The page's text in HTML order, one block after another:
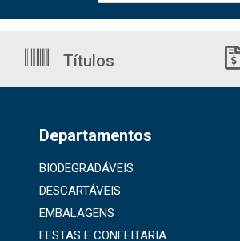
Títulos
Departamentos
BIODEGRADÁVEIS
DESCARTÁVEIS
EMBALAGENS
FESTAS E CONFEITARIA